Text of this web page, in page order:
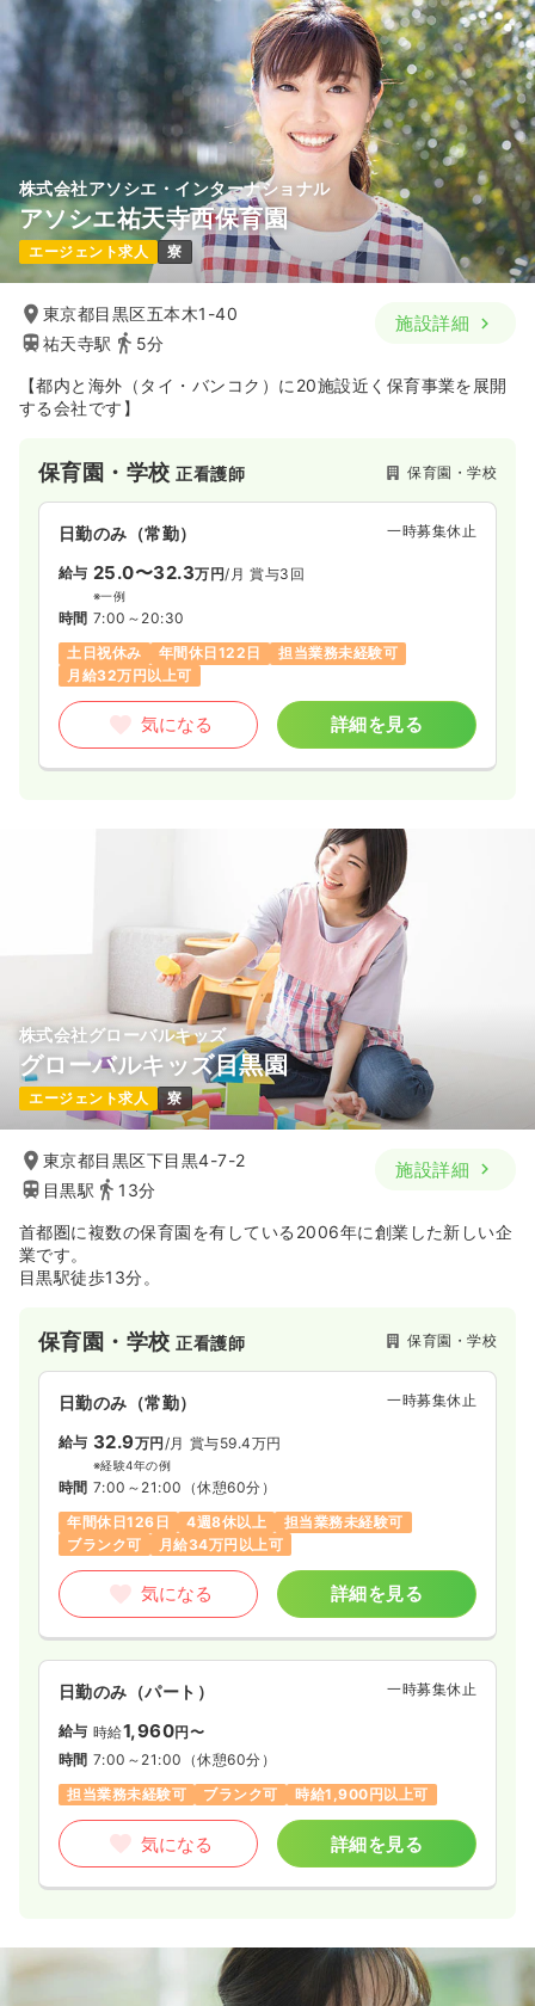
株式会社アソシエ・インターナショナル
アソシエ祐天寺西保育園
エージェント求人 寮
東京都目黒区五本木1-40
祐天寺駅
5分
施設詳細
【都内と海外（タイ・バンコク）に20施設近く保育事業を展開
する会社です】
保育園・学校正看護師 保育園・学校
日勤のみ（常勤） 一時募集休止
給与 25.0〜32.3万円/月 賞与3回
※一例
時間 7:00～20:30
土日祝休み
年間休日122日
担当業務未経験可
月給32万円以上可
気になる 詳細を見る
株式会社グローバルキッズ
グローバルキッズ目黒園
エージェント求人 寮
東京都目黒区下目黒4-7-2
目黒駅
13分
施設詳細
首都圏に複数の保育園を有している2006年に創業した新しい企
業です。
目黒駅徒歩13分。
保育園・学校正看護師 保育園・学校
日勤のみ（常勤） 一時募集休止
給与 32.9万円 /月 賞与59.4万円
※経験4年の例
時間 7:00～21:00 （休憩60分）
年間休日126日
4週8休以上
担当業務未経験可
ブランク可
月給34万円以上可
気になる 詳細を見る
日勤のみ（パート） 一時募集休止
給与 時給1,960円〜
時間 7:00～21:00 （休憩60分）
担当業務未経験可
ブランク可 時給1,900円以上可
気になる 詳細を見る